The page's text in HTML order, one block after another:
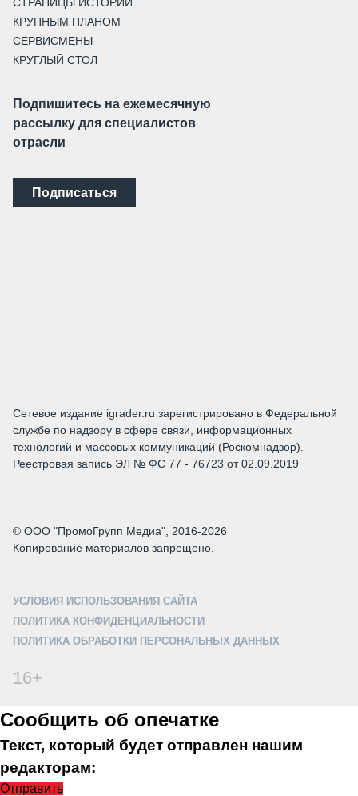
СТРАНИЦЫ ИСТОРИИ
КРУПНЫМ ПЛАНОМ
СЕРВИСМЕНЫ
КРУГЛЫЙ СТОЛ
Подпишитесь на ежемесячную
рассылку для специалистов
отрасли
Подписаться
Сетевое издание igrader.ru зарегистрировано в Федеральной
службе по надзору в сфере связи, информационных
технологий и массовых коммуникаций (Роскомнадзор).
Реестровая запись ЭЛ № ФС 77 - 76723 от 02.09.2019
© ООО "ПромоГрупп Медиа", 2016-2026
Копирование материалов запрещено.
УСЛОВИЯ ИСПОЛЬЗОВАНИЯ САЙТА
ПОЛИТИКА КОНФИДЕНЦИАЛЬНОСТИ
ПОЛИТИКА ОБРАБОТКИ ПЕРСОНАЛЬНЫХ ДАННЫХ
16+
Сообщить об опечатке
Текст, который будет отправлен нашим
редакторам:
Отправить